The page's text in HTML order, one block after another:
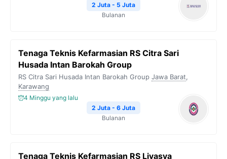
2 Juta - 5 Juta
Bulanan
Tenaga Teknis Kefarmasian RS Citra Sari
Husada Intan Barokah Group
RS Citra Sari Husada Intan Barokah Group Jawa Barat,
Karawang
4 Minggu yang lalu
2 Juta - 6 Juta
Bulanan
Tenaga Teknis Kefarmasian RS Livasya